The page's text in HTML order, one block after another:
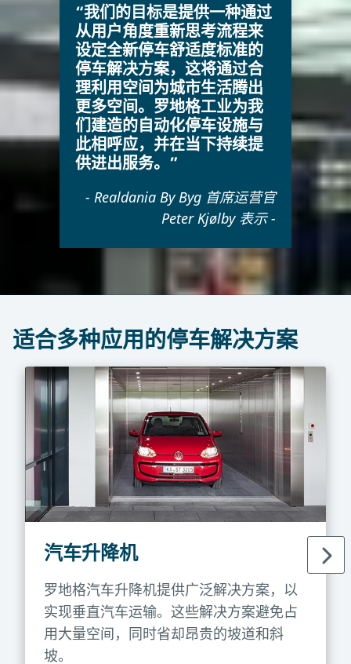
“我们的目标是提供一种通过
从用户角度重新思考流程来
设定全新停车舒适度标准的
停车解决方案，这将通过合
理利用空间为城市生活腾出
更多空间。罗地格工业为我
们建造的自动化停车设施与
此相呼应，并在当下持续提
供进出服务。”
- Realdania By Byg 首席运营官
Peter Kjølby 表示 -
适合多种应用的停车解决方案
汽车升降机
罗地格汽车升降机提供广泛解决方案，以
实现垂直汽车运输。这些解决方案避免占
用大量空间，同时省却昂贵的坡道和斜
坡。